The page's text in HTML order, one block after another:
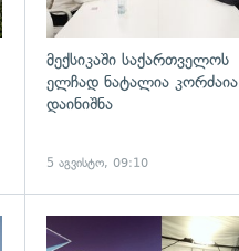
მექსიკაში საქართველოს
ელჩად ნატალია კორძაია
დაინიშნა
5 აგვისტო, 09:10
გადახედვა